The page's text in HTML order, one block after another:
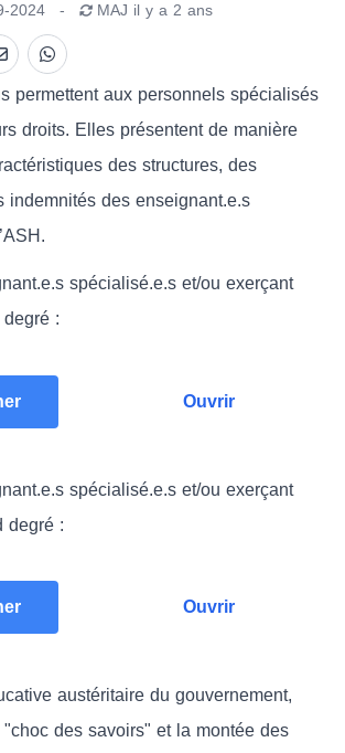
2024 - MAJ il y a 2 ans
permettent aux personnels spécialisés
droits. Elles présentent de manière
des structures, des
indemnités des enseignant.e.s
spécialisé.e.s et/ou exerçant
degré :
Ouvrir
spécialisé.e.s et/ou exerçant
degré :
Ouvrir
austéritaire du gouvernement,
"choc des savoirs" et la montée des